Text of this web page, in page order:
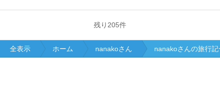
残り205件
全表示 ホーム nanakoさん nanakoさんの旅行記